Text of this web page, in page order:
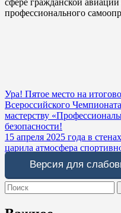
профессионального
Навигация
по
записям
Ура! Пятое место на
Всероссийского
мастерству
безопасности!
15 апреля 2025 года в
царила атмосфера
Версия для
Search
for: